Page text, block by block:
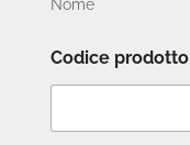
Nome
Codice prodotto